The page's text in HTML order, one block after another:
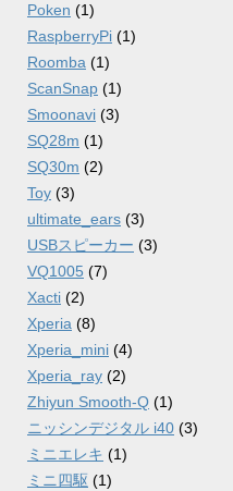
Poken (1)
RaspberryPi (1)
Roomba (1)
ScanSnap (1)
Smoonavi (3)
SQ28m (1)
SQ30m (2)
Toy (3)
ultimate_ears (3)
USBスピーカー (3)
VQ1005 (7)
Xacti (2)
Xperia (8)
Xperia_mini (4)
Xperia_ray (2)
Zhiyun Smooth-Q (1)
ニッシンデジタル i40 (3)
ミニエレキ (1)
ミニ四駆 (1)